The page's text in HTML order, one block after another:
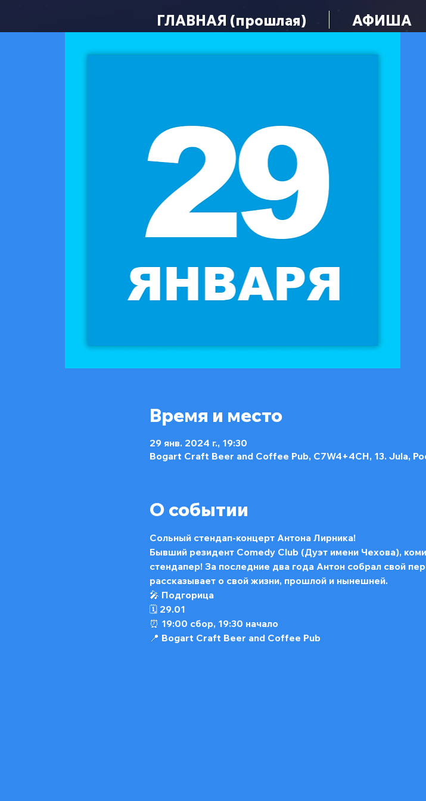
ГЛАВНАЯ (прошлая) АФИША
Время и место
29 янв. 2024 г., 19:30
Bogart Craft Beer and Coffee Pub, C7W4+4CH, 13. Jula,
О событии
Сольный стендап-концерт Антона Лирника!
Бывший резидент Comedy Club (Дуэт имени Чехова),
стендапер! За последние два года Антон собрал свой
рассказывает о свой жизни, прошлой и нынешней.
🎤 Подгорица
🗓️ 29.01
⏰ 19:00 сбор, 19:30 начало
📍 Bogart Craft Beer and Coffee Pub